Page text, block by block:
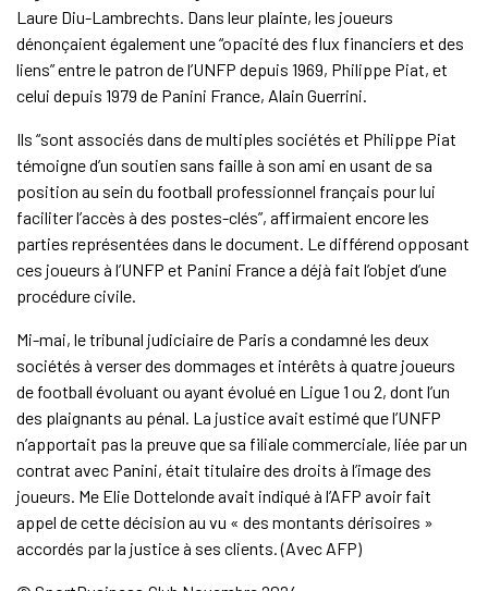
Laure Diu-Lambrechts. Dans leur plainte, les joueurs
dénonçaient également une “opacité des flux financiers et des
liens” entre le patron de l’UNFP depuis 1969, Philippe Piat, et
celui depuis 1979 de Panini France, Alain Guerrini.
Ils “sont associés dans de multiples sociétés et Philippe Piat
témoigne d’un soutien sans faille à son ami en usant de sa
position au sein du football professionnel français pour lui
faciliter l’accès à des postes-clés”, affirmaient encore les
parties représentées dans le document. Le différend opposant
ces joueurs à l’UNFP et Panini France a déjà fait l’objet d’une
procédure civile.
Mi-mai, le tribunal judiciaire de Paris a condamné les deux
sociétés à verser des dommages et intérêts à quatre joueurs
de football évoluant ou ayant évolué en Ligue 1 ou 2, dont l’un
des plaignants au pénal. La justice avait estimé que l’UNFP
n’apportait pas la preuve que sa filiale commerciale, liée par un
contrat avec Panini, était titulaire des droits à l’image des
joueurs. Me Elie Dottelonde avait indiqué à l’AFP avoir fait
appel de cette décision au vu « des montants dérisoires »
accordés par la justice à ses clients. (Avec AFP)